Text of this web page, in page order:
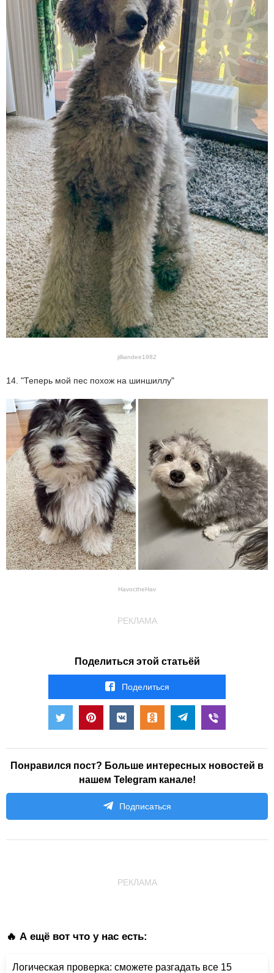
jilliandee1982
14. "Теперь мой пес похож на шиншиллу"
HavoctheHav
РЕКЛАМА
Поделиться этой статьёй
Поделиться
Понравился пост? Больше интересных новостей в
нашем Telegram канале!
Подписаться
РЕКЛАМА
🔥 А ещё вот что у нас есть:
Логическая проверка: сможете разгадать все 15